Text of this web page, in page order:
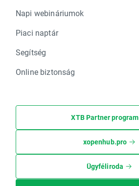
Napi webináriumok
Piaci naptár
Segítség
Online biztonság
XTB Partner program
xopenhub.pro
Ügyféliroda